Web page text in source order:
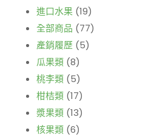
進口水果 (19)
全部商品 (77)
產銷履歷 (5)
瓜果類 (8)
桃李類 (5)
柑桔類 (17)
漿果類 (13)
核果類 (6)